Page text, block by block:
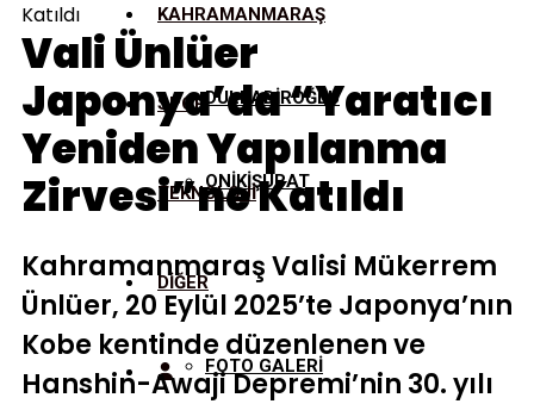
KAHRAMANMARAŞ
DULKADİROĞLU
ONİKİŞUBAT
SPOR
TEKNOLOJİ
DİĞER
FOTO GALERİ
Katıldı
Vali Ünlüer
Japonya’da “Yaratıcı
Yeniden Yapılanma
Zirvesi”ne Katıldı
Kahramanmaraş Valisi Mükerrem
Ünlüer, 20 Eylül 2025’te Japonya’nın
Kobe kentinde düzenlenen ve
Hanshin-Awaji Depremi’nin 30. yılı